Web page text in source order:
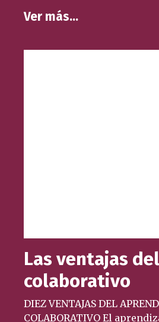
Ver más…
Las ventajas
colaborativo
DIEZ VENTAJAS DEL
COLABORATIVO El